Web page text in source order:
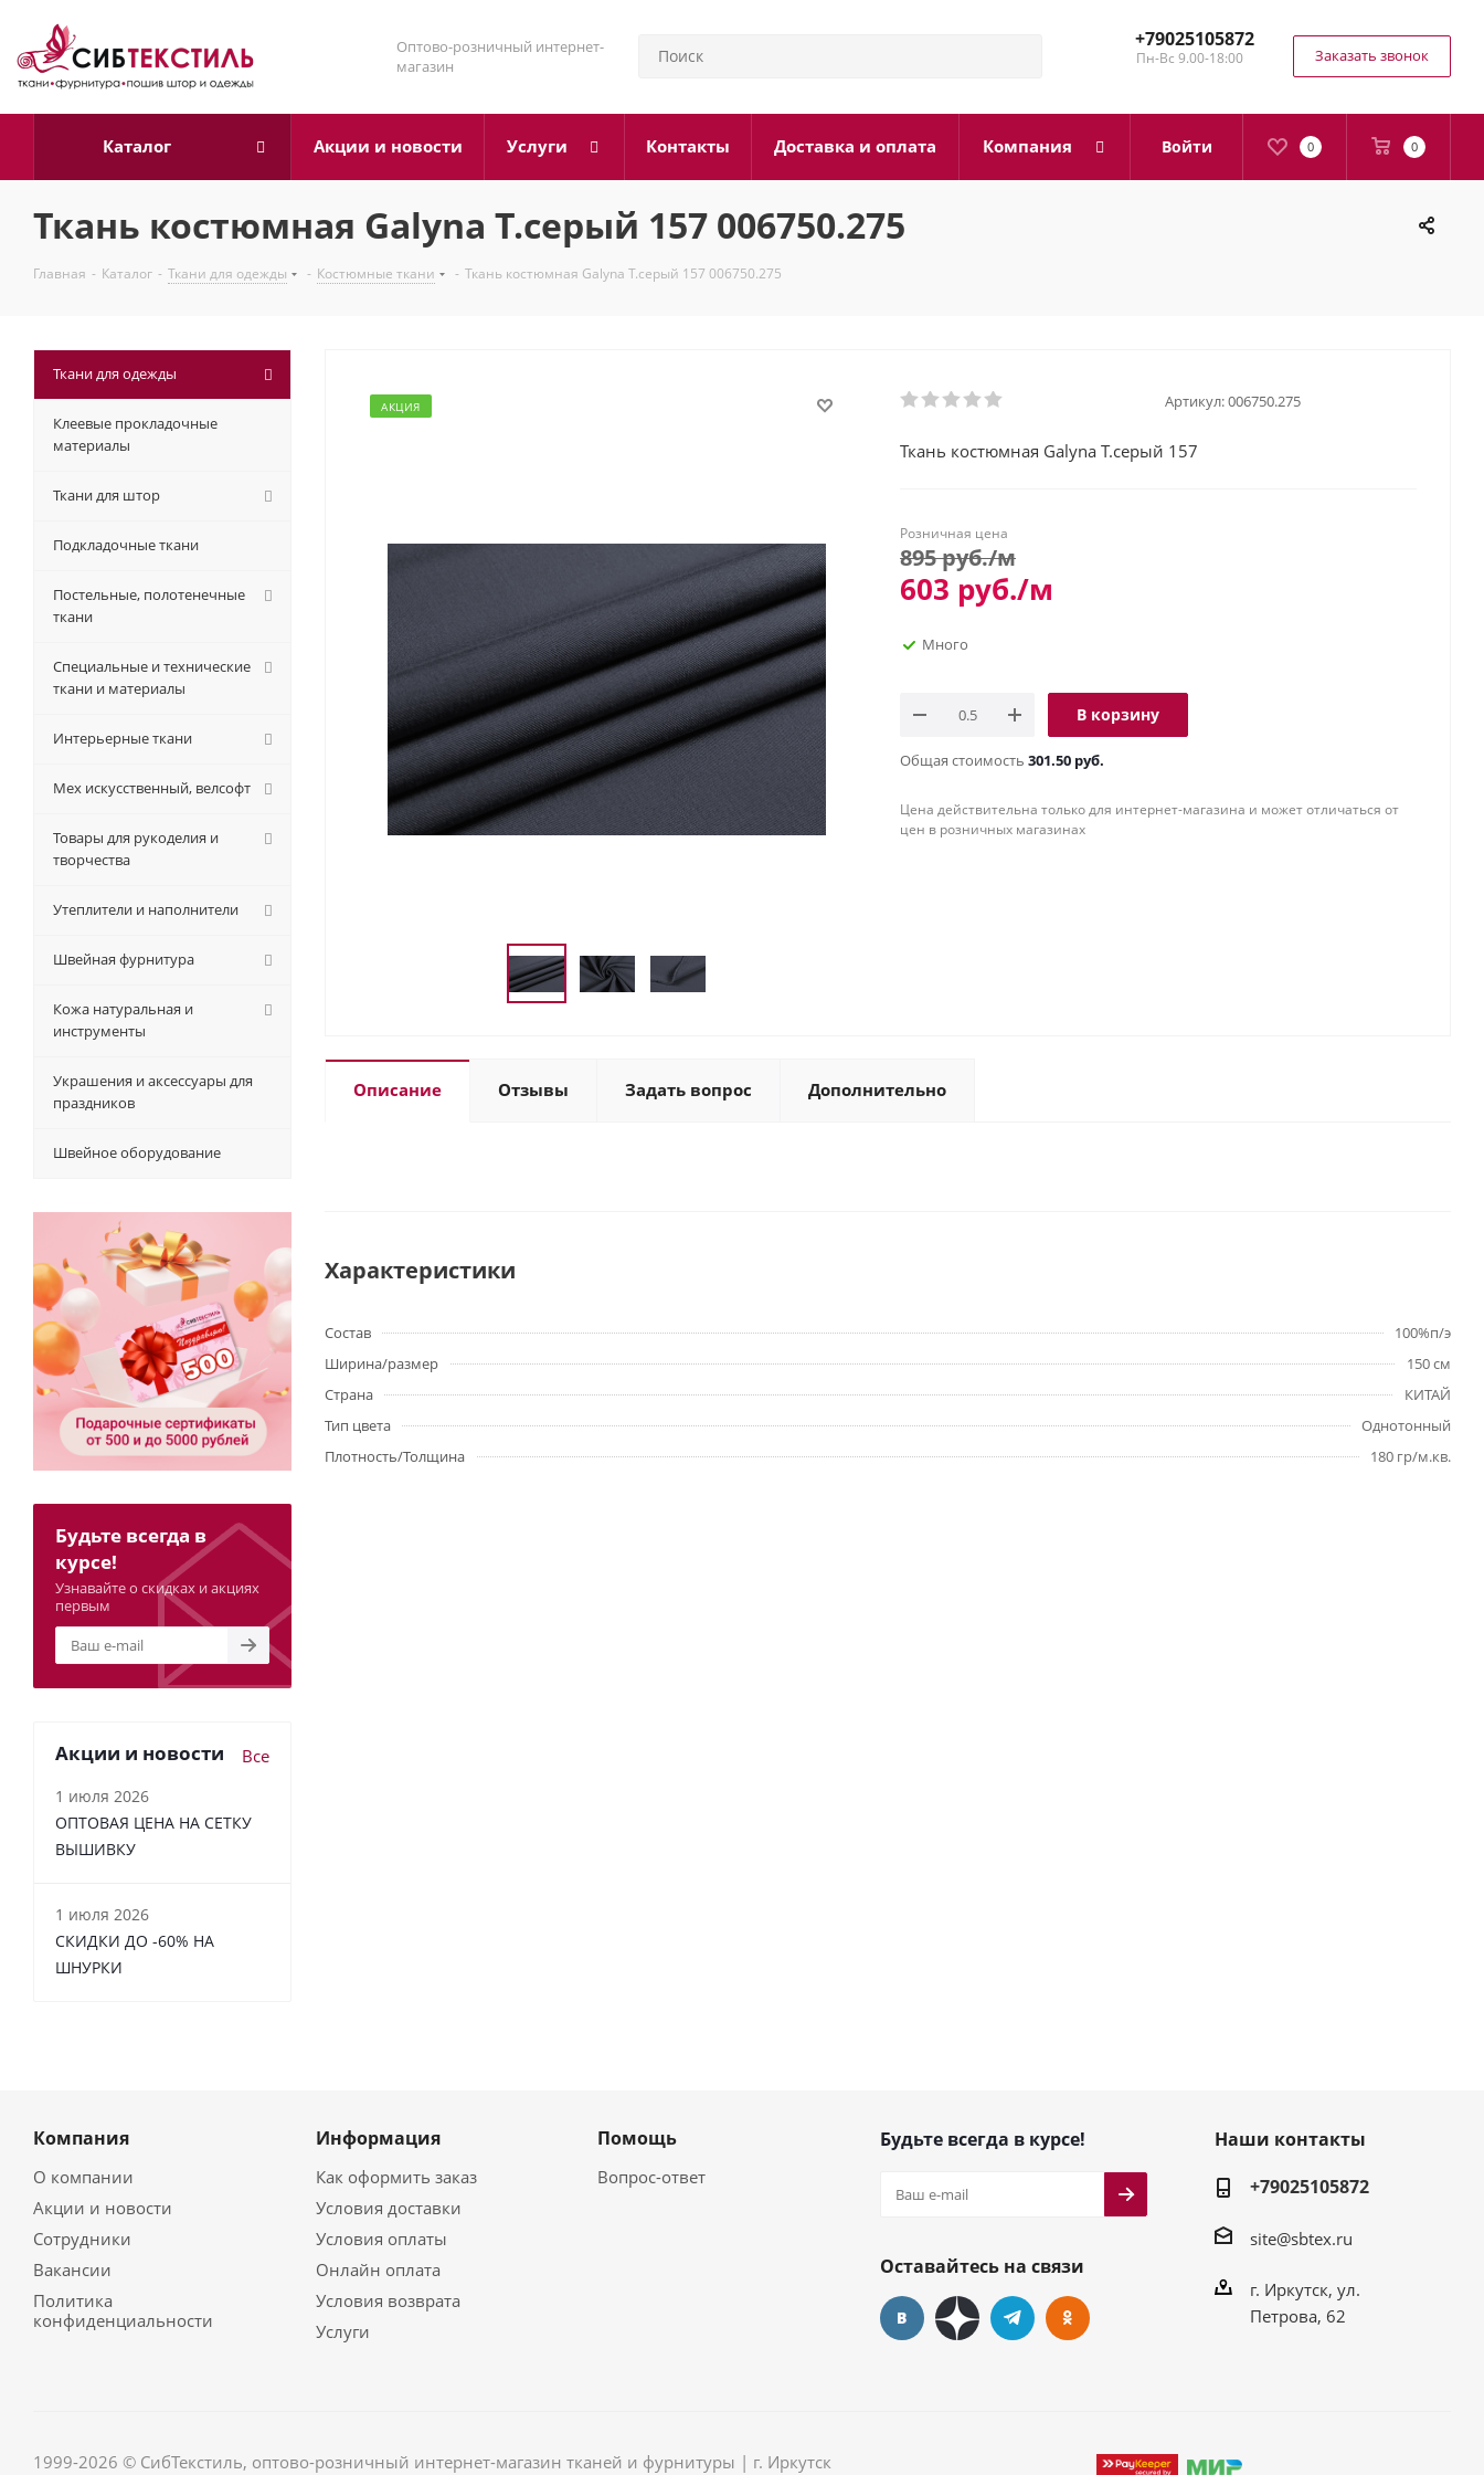
Оптово-розничный интернет-
магазин
+79025105872
Пн-Вс 9.00-18:00 Заказать звонок
0 0
Войти
Каталог Акции и новости Услуги Контакты Доставка и оплата Компания
Ткань костюмная Galyna Т.серый 157 006750.275
Главная - Каталог - Ткани для одежды - Костюмные ткани - Ткань костюмная Galyna Т.серый 157 006750.275
АКЦИЯ Артикул:006750.275
Ткань костюмная Galyna Т.серый 157
Розничная цена
895руб./м
603 руб./м
Много
В корзину
Общая стоимость 301.50 руб.
Цена действительна только для интернет-магазина и может отличаться от
цен в розничных магазинах
Описание Отзывы Задать вопрос Дополнительно
Характеристики
Состав
100%п/э
Ширина/размер
150 см
Страна
КИТАЙ
Тип цвета
Однотонный
Плотность/Толщина
180 гр/м.кв.
Ткани для одежды
Клеевые прокладочные
материалы
Ткани для штор
Подкладочные ткани
Постельные, полотенечные
ткани
Специальные и технические
ткани и материалы
Интерьерные ткани
Мех искусственный, велсофт
Товары для рукоделия и
творчества
Утеплители и наполнители
Швейная фурнитура
Кожа натуральная и
инструменты
Украшения и аксессуары для
праздников
Швейное оборудование
Будьте всегда в
курсе!
Узнавайте о скидках и акциях
первым
Акции и новости Все
1 июля 2026
ОПТОВАЯ ЦЕНА НА СЕТКУ
ВЫШИВКУ
1 июля 2026
СКИДКИ ДО -60% НА
ШНУРКИ
Компания
О компании
Акции и новости
Сотрудники
Вакансии
Политика
конфиденциальности
Информация
Как оформить заказ
Условия доставки
Условия оплаты
Онлайн оплата
Условия возврата
Услуги
Помощь
Вопрос-ответ
Будьте всегда в курсе!
Оставайтесь на связи
Наши контакты
+79025105872
site@sbtex.ru
г. Иркутск, ул.
Петрова, 62
1999-2026 © СибТекстиль, оптово-розничный интернет-магазин тканей и фурнитуры | г. Иркутск